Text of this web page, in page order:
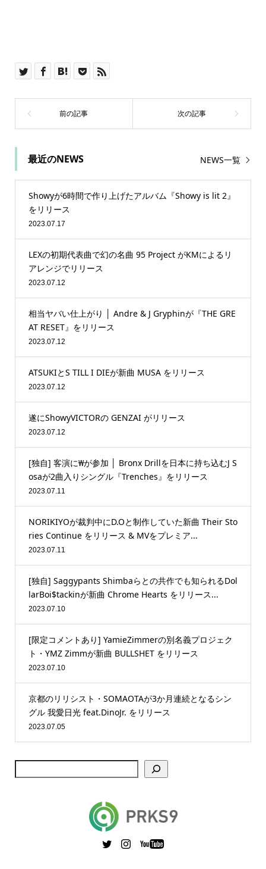
最近のNEWS NEWS一覧
Showyが6時間で作り上げたアルバム『Showy is lit 2』
をリリース
2023.07.17
LEXの初期代表曲で幻の名曲 95 Project がKMによるリ
アレンジでリリース
2023.07.12
相当ヤバい仕上がり │ Andre & J Gryphinが『THE GRE
AT RESET』をリリース
2023.07.12
ATSUKIとS TILL I DIEが新曲 MUSA をリリース
2023.07.12
遂にShowyVICTORの GENZAI がリリース
2023.07.12
[独自] 客演に₩が参加 │ Bronx Drillを日本に持ち込むJ S
osaが2曲入りシングル『Trenches』をリリース
2023.07.11
NORIKIYOが裁判中にD.Oと制作していた新曲 Their Sto
ries Continue をリリース & MVをプレミア...
2023.07.11
[独自] Saggypants Shimbaらとの共作でも知られるDol
larBoi$tackinが新曲 Chrome Hearts をリリース...
2023.07.10
[限定コメントあり] YamieZimmerの別名義プロジェク
ト・YMZ Zimmが新曲 BULLSHET をリリース
2023.07.10
京都のリリシスト・SOMAOTAが3か月連続となるシン
グル 我愛日光 feat.DinoJr. をリリース
2023.07.05